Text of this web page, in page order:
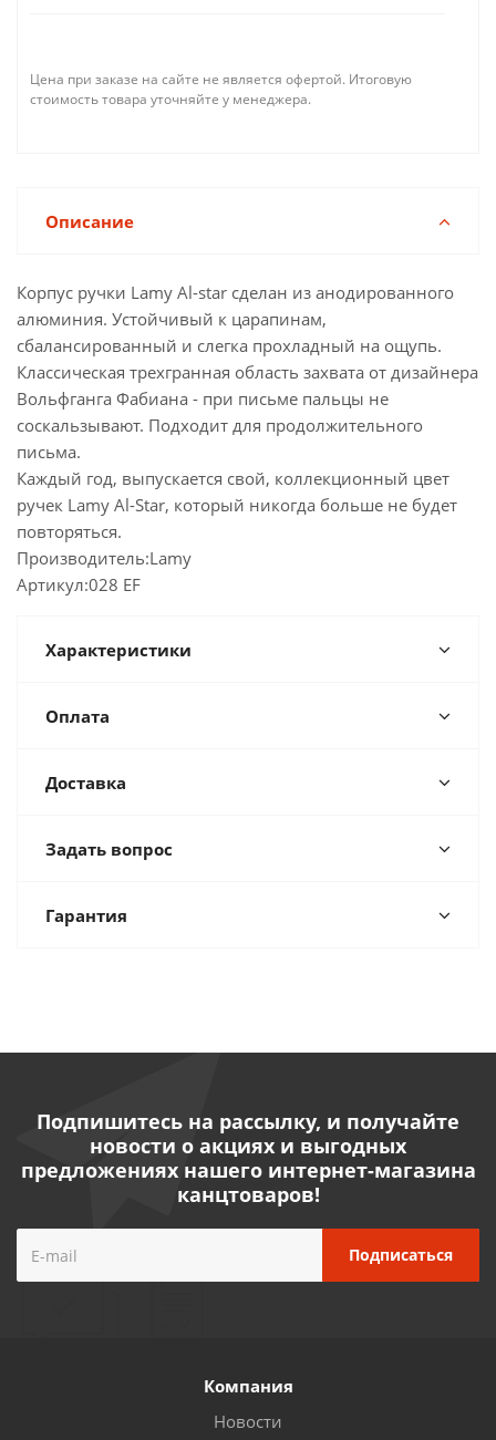
Цена при заказе на сайте не является офертой. Итоговую
стоимость товара уточняйте у менеджера.
Описание
Корпус ручки Lamy Al-star сделан из анодированного
алюминия. Устойчивый к царапинам,
сбалансированный и слегка прохладный на ощупь.
Классическая трехгранная область захвата от дизайнера
Вольфганга Фабиана - при письме пальцы не
соскальзывают. Подходит для продолжительного
письма.
Каждый год, выпускается свой, коллекционный цвет
ручек Lamy Al-Star, который никогда больше не будет
повторяться.
Производитель:Lamy
Артикул:028 EF
Характеристики
Оплата
Доставка
Задать вопрос
Гарантия
Подпишитесь на рассылку, и получайте
новости о акциях и выгодных
предложениях нашего интернет-магазина
канцтоваров!
Компания
Новости